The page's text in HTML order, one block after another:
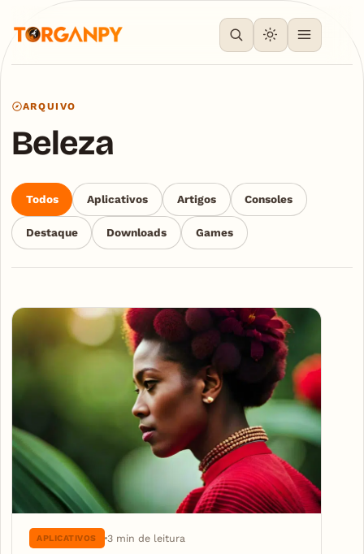
ARQUIVO
Beleza
Todos Aplicativos Artigos Consoles
Destaque Downloads Games
Articles
APLICATIVOS 3 min de leitura